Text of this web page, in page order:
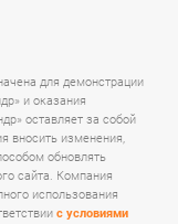
для демонстрации
и оказания
оставляет за собой
вносить изменения,
обновлять
сайта. Компания
использования
с условиями